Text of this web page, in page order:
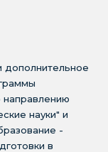
дополнительное
направлению
науки" и
-
в